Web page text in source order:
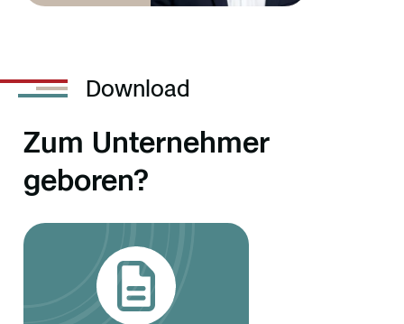
Download
Zum Unternehmer
geboren?